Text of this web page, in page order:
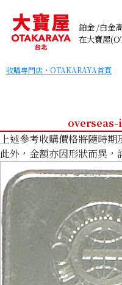
鉑金 /白金
在大寶屋
收購專門店・OTAKARAYA首頁
上述參考收購價格將隨時期
此外，金額亦因形狀而異，